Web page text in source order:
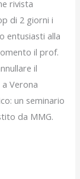
rivista
di 2 giorni i
entusiasti alla
il prof.
il
Verona
un seminario
da MMG.